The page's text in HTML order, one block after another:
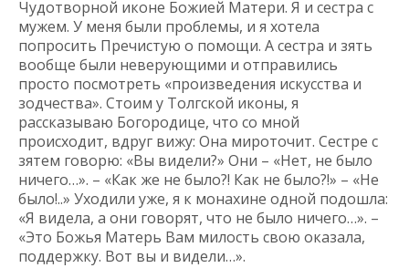
Чудотворной иконе Божией Матери. Я и сестра с
мужем. У меня были проблемы, и я хотела
попросить Пречистую о помощи. А сестра и зять
вообще были неверующими и отправились
просто посмотреть «произведения искусства и
зодчества». Стоим у Толгской иконы, я
рассказываю Богородице, что со мной
происходит, вдруг вижу: Она мироточит. Сестре с
зятем говорю: «Вы видели?» Они – «Нет, не было
ничего…». – «Как же не было?! Как не было?!» – «Не
было!..» Уходили уже, я к монахине одной подошла:
«Я видела, а они говорят, что не было ничего…». –
«Это Божья Матерь Вам милость свою оказала,
поддержку. Вот вы и видели…».